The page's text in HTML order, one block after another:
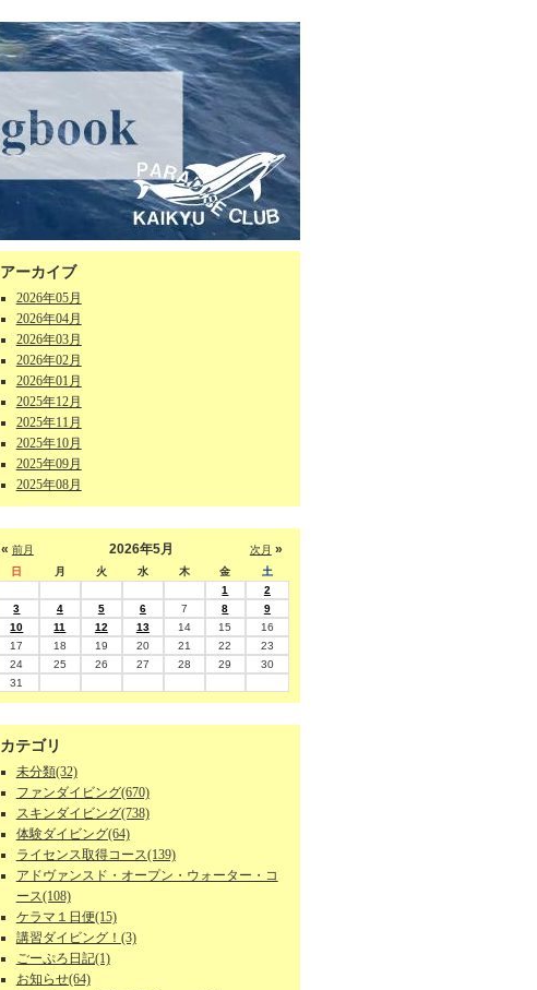
アーカイブ
2026年05月
2026年04月
2026年03月
2026年02月
2026年01月
2025年12月
2025年11月
2025年10月
2025年09月
2025年08月
« 前月 次月 »
2026年5月
日 月 火 水 木 金
土
1
2
3
4 5 6 7 8
9
10
11 12 13 14 15
16
17
18 19 20 21 22
23
24
25 26 27 28 29
30
31
カテゴリ
未分類(32)
ファンダイビング(670)
スキンダイビング(738)
体験ダイビング(64)
ライセンス取得コース(139)
アドヴァンスド・オープン・ウォーター・コ
ース(108)
ケラマ１日便(15)
講習ダイビング！(3)
ごーぷろ日記(1)
お知らせ(64)